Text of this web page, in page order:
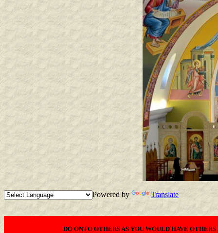
Powered by Translate
DO ONTO OTHERS AS YOU WOULD HAVE